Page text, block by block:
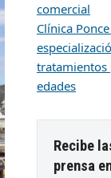
comercial
Clínica
tratamientos
edades
Recibe
prensa